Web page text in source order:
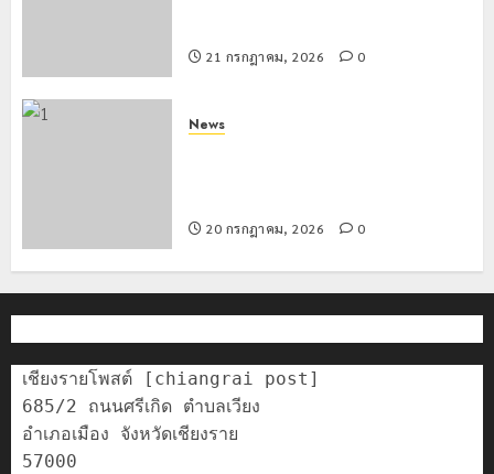
21 กรกฎาคม, 2026 0
News
20 กรกฎาคม, 2026 0
เชียงรายโพสต์ [chiangrai post]
685/2 ถนนศรีเกิด ตำบลเวียง
อำเภอเมือง จังหวัดเชียงราย
57000